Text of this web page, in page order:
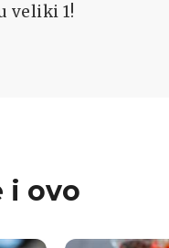
veliki 1!
i ovo